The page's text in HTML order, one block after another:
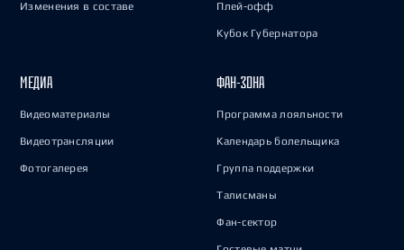
Изменения в составе Плей-офф
Кубок Губернатора
МЕДИА
Видеоматериалы
Видеотрансляции
Фотогалерея
ФАН-ЗОНА
Программа лояльности
Календарь болельщика
Группа поддержки
Талисманы
Фан-сектор